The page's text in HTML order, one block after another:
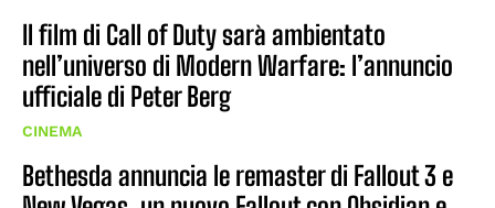
Il film di Call of Duty sarà ambientato
nell’universo di Modern Warfare: l’annuncio
ufficiale di Peter Berg
CINEMA
Bethesda annuncia le remaster di Fallout 3 e